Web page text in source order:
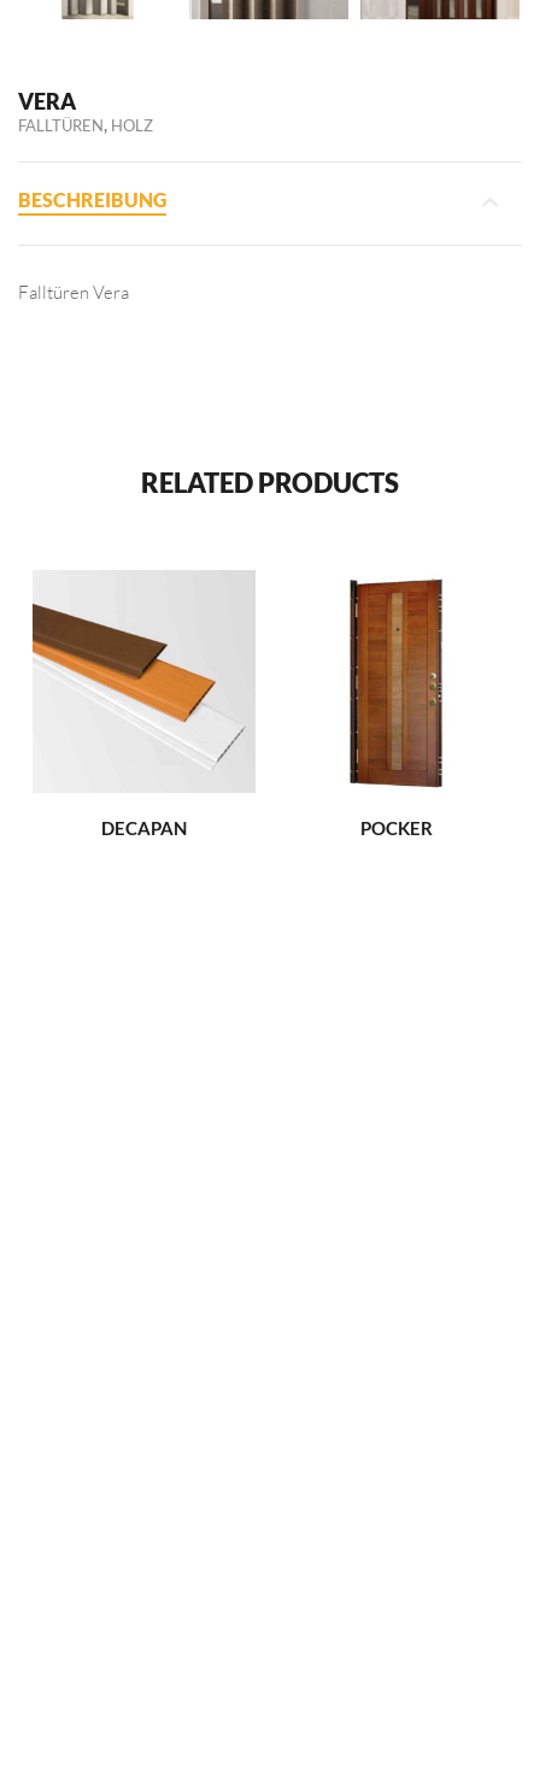
VERA
FALLTÜREN, HOLZ
BESCHREIBUNG
Falltüren Vera
RELATED PRODUCTS
DECAPAN POCKER